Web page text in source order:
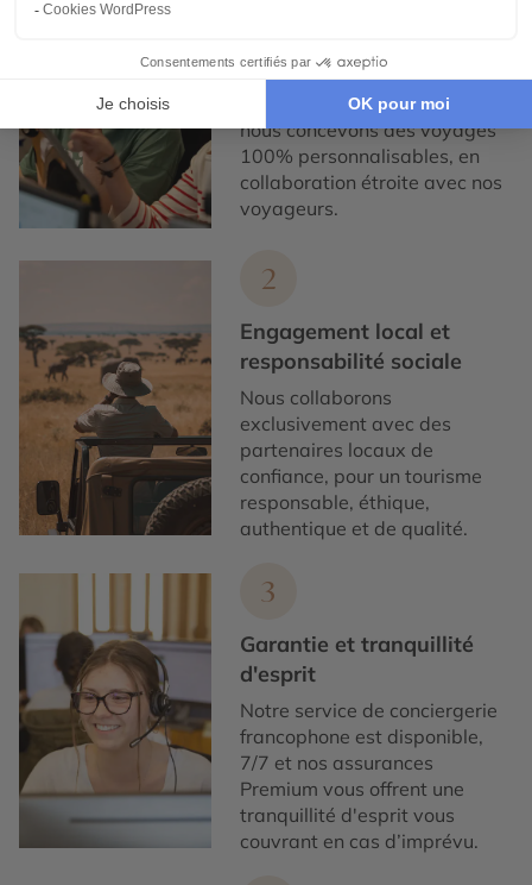
construction
Chez Cercle des Voyages,
nous concevons des voyages
100% personnalisables, en
collaboration étroite avec nos
voyageurs.
2
Engagement local et
responsabilité sociale
Nous collaborons
exclusivement avec des
partenaires locaux de
confiance, pour un tourisme
responsable, éthique,
authentique et de qualité.
3
Garantie et tranquillité
d'esprit
Notre service de conciergerie
francophone est disponible,
7/7 et nos assurances
Premium vous offrent une
tranquillité d'esprit vous
couvrant en cas d’imprévu.